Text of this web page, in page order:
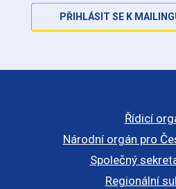
PŘIHLÁSIT SE K
Řídicí
Národní orgán pro
Společný
Regionální